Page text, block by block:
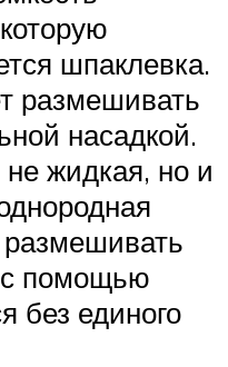
шпаклевка.
размешивать
насадкой.
жидкая, но и
с помощью
без единого